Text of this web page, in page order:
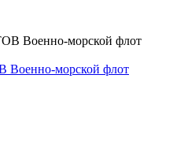
морской флот